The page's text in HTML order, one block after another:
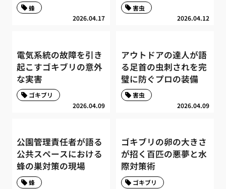
2026.04.17
蜂
2026.04.12
害虫
電気系統の故障を引き
起こすゴキブリの意外
な実害
2026.04.09
ゴキブリ
アウトドアの達人が語
る足首の虫刺されを完
璧に防ぐプロの装備
2026.04.09
害虫
公園管理責任者が語る
公共スペースにおける
蜂の巣対策の現場
蜂
ゴキブリの卵の大きさ
が招く百匹の悪夢と水
際対策術
ゴキブリ